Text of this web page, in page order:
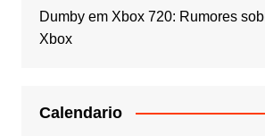
Dumbyem Xbox 720: Rumores
Xbox
Calendario